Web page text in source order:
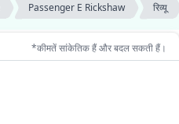
Passenger E Rickshaw रिव्यू
*कीमतें सांकेतिक हैं और बदल सकती हैं।